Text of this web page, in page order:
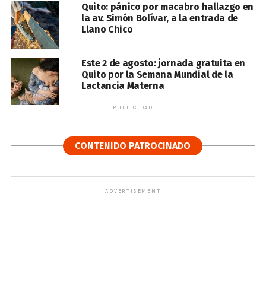
Quito: pánico por macabro hallazgo en
la av. Simón Bolívar, a la entrada de
Llano Chico
Este 2 de agosto: jornada gratuita en
Quito por la Semana Mundial de la
Lactancia Materna
PUBLICIDAD
CONTENIDO PATROCINADO
ADVERTISEMENT